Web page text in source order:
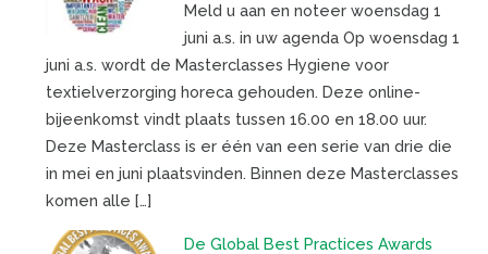
Meld u aan en noteer woensdag 1
juni a.s. in uw agenda Op woensdag 1
juni a.s. wordt de Masterclasses Hygiene voor
textielverzorging horeca gehouden. Deze online-
bijeenkomst vindt plaats tussen 16.00 en 18.00 uur.
Deze Masterclass is er één van een serie van drie die
in mei en juni plaatsvinden. Binnen deze Masterclasses
komen alle […]
De Global Best Practices Awards